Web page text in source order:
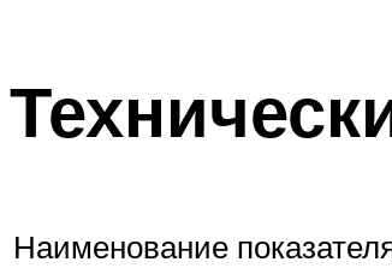
Наименование